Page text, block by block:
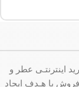
اینترنتـی عطر و
بیش از 20 سال سابقه فروش با هـدف ایجاد